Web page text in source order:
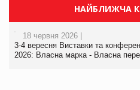
НАЙБЛИЖЧА
18 червня 2026 |
3-4 вересня Виставки та
2026: Власна марка - Власна